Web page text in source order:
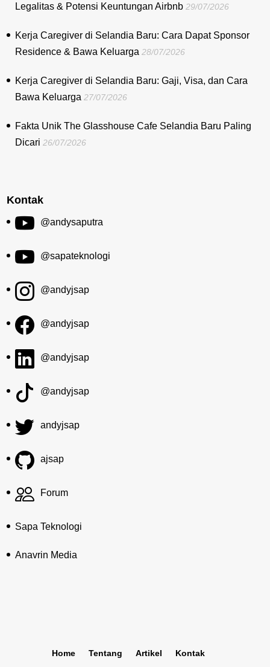
Legalitas & Potensi Keuntungan Airbnb 29/07/2026
Kerja Caregiver di Selandia Baru: Cara Dapat Sponsor
Residence & Bawa Keluarga 28/07/2026
Kerja Caregiver di Selandia Baru: Gaji, Visa, dan Cara
Bawa Keluarga 27/07/2026
Fakta Unik The Glasshouse Cafe Selandia Baru Paling
Dicari 26/07/2026
Kontak
@andysaputra
@sapateknologi
@andyjsap
@andyjsap
@andyjsap
@andyjsap
andyjsap
ajsap
Forum
Sapa Teknologi
Anavrin Media
Home Tentang Artikel Kontak